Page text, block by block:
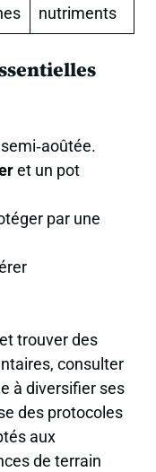
nutriments
et un pot
par une
trouver des
consulter
à diversifier ses
des protocoles
aux
de terrain